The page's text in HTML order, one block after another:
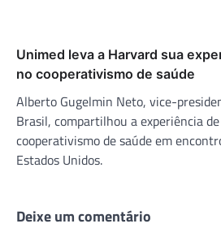
Unimed leva a Harvard sua
no cooperativismo de saúde
Alberto Gugelmin Neto, vice-
Brasil, compartilhou a experiência
cooperativismo de saúde em
Estados Unidos.
Deixe um comentário